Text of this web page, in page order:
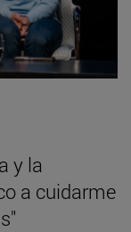
y la
a cuidarme